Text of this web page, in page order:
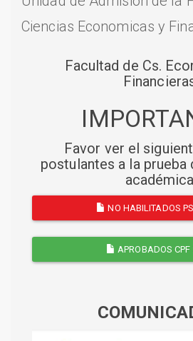
Ciencias Economicas y
Facultad de Cs.
Favor ver el
postulantes a la
académica
NO HABILITADOS
APROBADOS CPF